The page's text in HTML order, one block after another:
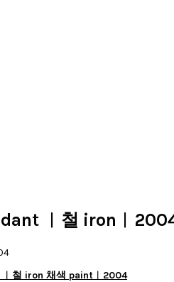
︱철
철 iron 채색 paint︱2004